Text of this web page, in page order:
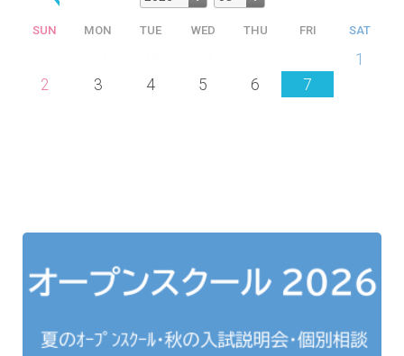
SUN MON TUE WED THU FRI SAT
1
2
3 4 5 6 7